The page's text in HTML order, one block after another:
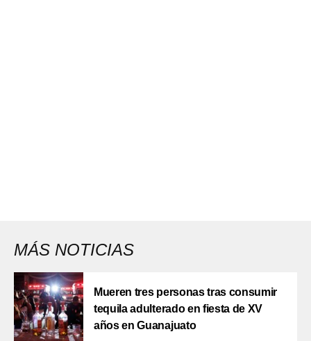
MÁS NOTICIAS
Mueren tres personas tras consumir
tequila adulterado en fiesta de XV
años en Guanajuato